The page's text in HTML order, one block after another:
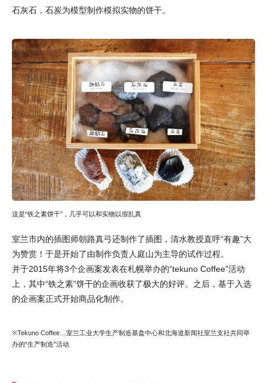
石灰石，石炭为模型制作模拟实物的饼干。
这是“铁之素饼干”，几乎可以和实物以假乱真
室兰市内的插图师朝路真弓还制作了插图，清水教授直呼“有趣”大
为赞赏！于是开始了由制作负责人庭山为主导的试作过程。
并于2015年将3个企画案发表在札幌举办的“tekuno Coffee”活动
上，其中“铁之素”饼干的企画收获了极大的好评。之后，基于入选
的企画案正式开始商品化制作。
※Tekuno Coffee…室兰工业大学生产制造基盘中心和北海道新闻社室兰支社共同举
办的“生产制造”活动